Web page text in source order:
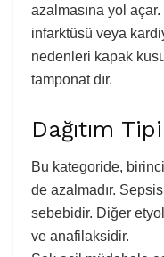
azalmasına yol
infarktüsü veya
nedenleri kapak
tamponat dır.
Dağıtım
Bu kategoride,
de azalmadır.
sebebidir. Diğer
ve anafilaksidir.